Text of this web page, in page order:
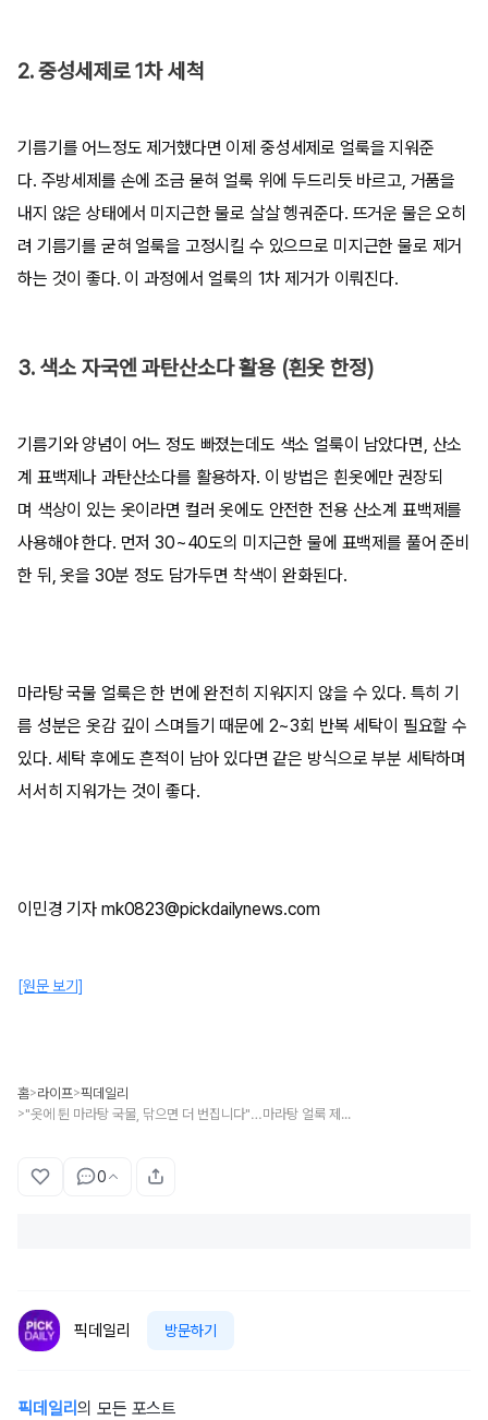
2. 중성세제로 1차 세척
기름기를 어느정도 제거했다면 이제 중성세제로 얼룩을 지워준
다. 주방세제를 손에 조금 묻혀 얼룩 위에 두드리듯 바르고, 거품을
내지 않은 상태에서 미지근한 물로 살살 헹궈준다. 뜨거운 물은 오히
려 기름기를 굳혀 얼룩을 고정시킬 수 있으므로 미지근한 물로 제거
하는 것이 좋다. 이 과정에서 얼룩의 1차 제거가 이뤄진다.
3. 색소 자국엔 과탄산소다 활용 (흰옷 한정)
기름기와 양념이 어느 정도 빠졌는데도 색소 얼룩이 남았다면, 산소
계 표백제나 과탄산소다를 활용하자. 이 방법은 흰옷에만 권장되
며 색상이 있는 옷이라면 컬러 옷에도 안전한 전용 산소계 표백제를
사용해야 한다. 먼저 30~40도의 미지근한 물에 표백제를 풀어 준비
한 뒤, 옷을 30분 정도 담가두면 착색이 완화된다.
마라탕 국물 얼룩은 한 번에 완전히 지워지지 않을 수 있다. 특히 기
름 성분은 옷감 깊이 스며들기 때문에 2~3회 반복 세탁이 필요할 수
있다. 세탁 후에도 흔적이 남아 있다면 같은 방식으로 부분 세탁하며
서서히 지워가는 것이 좋다.
이민경 기자 mk0823@pickdailynews.com
[원문 보기]
홈>라이프>픽데일리
> "옷에 튄 마라탕 국물, 닦으면 더 번집니다"…마라탕 얼룩 제대로 지우는 올바른 방법
0
픽데일리 방문하기
픽데일리의 모든 포스트